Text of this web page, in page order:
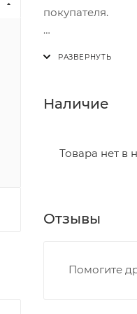
покупателя.
Итоговая
- количества
• Ленина - 65
• Профсоюзная
Наличие
Товара нет в
Отзывы
Помогите